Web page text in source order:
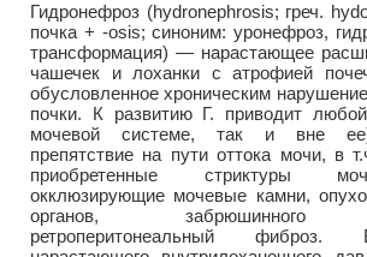
Гидронефроз (hydronephrosis; греч.
почка + -osis; синоним: уронефроз,
трансформация) — нарастающее
чашечек и лоханки с атрофией
обусловленное хроническим
почки. К развитию Г. приводит
мочевой системе, так и вне
препятствие на пути оттока мочи, в
приобретенные стриктуры
окклюзирующие мочевые камни,
органов, забрюшинного
ретроперитонеальный фиброз.